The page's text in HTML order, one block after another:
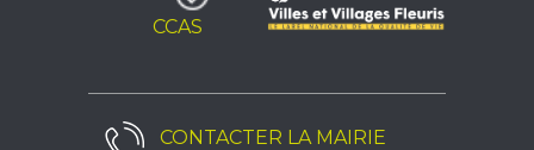
CCAS
CONTACTER LA MAIRIE